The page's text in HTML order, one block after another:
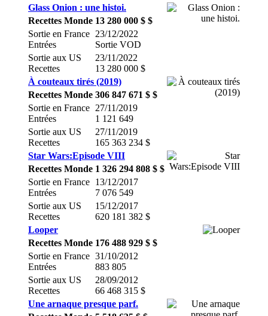
Glass Onion : une histoi.
Recettes Monde 13 280 000 $ $
Sortie en France
Entrées
23/12/2022
Sortie VOD
Sortie aux US
Recettes
23/11/2022
13 280 000 $
À couteaux tirés (2019)
Recettes Monde 306 847 671 $ $
Sortie en France
Entrées
27/11/2019
1 121 649
Sortie aux US
Recettes
27/11/2019
165 363 234 $
Star Wars:Episode VIII
Recettes Monde 1 326 294 808 $ $
Sortie en France
Entrées
13/12/2017
7 076 549
Sortie aux US
Recettes
15/12/2017
620 181 382 $
Looper
Recettes Monde 176 488 929 $ $
Sortie en France
Entrées
31/10/2012
883 805
Sortie aux US
Recettes
28/09/2012
66 468 315 $
Une arnaque presque parf.